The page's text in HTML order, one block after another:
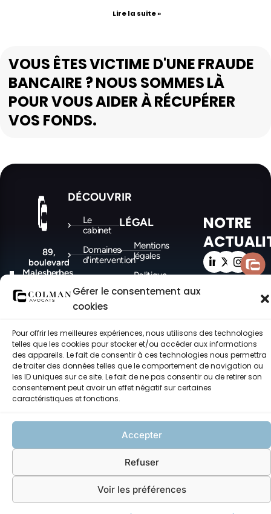
Gérer le consentement aux
cookies
Pour offrir les meilleures expériences, nous utilisons des technologies
telles que les cookies pour stocker et/ou accéder aux informations
des appareils. Le fait de consentir à ces technologies nous permettra
de traiter des données telles que le comportement de navigation ou
les ID uniques sur ce site. Le fait de ne pas consentir ou de retirer son
consentement peut avoir un effet négatif sur certaines
caractéristiques et fonctions.
Accepter
Refuser
Voir les préférences
Lire la suite »
VOUS ÊTES VICTIME D'UNE FRAUDE
BANCAIRE ? NOUS SOMMES LÀ
POUR VOUS AIDER À RÉCUPÉRER
VOS FONDS.
89,
boulevard
Malesherbes
(75008)
-
MARSEILLE
(13006)
DÉCOUVRIR
Le
cabinet
Domaines
d'intervention
LÉGAL
Mentions
légales
Politique
cookies
NOTRE
©COLMAN Avocats 2021-2026 – Tous droits réservés – made with ♥ by